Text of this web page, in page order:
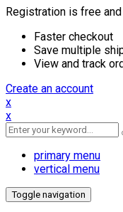
Registration is free
Faster checkout
Save multiple
View and track
Create an account
x
x
primary menu
vertical menu
Toggle navigation